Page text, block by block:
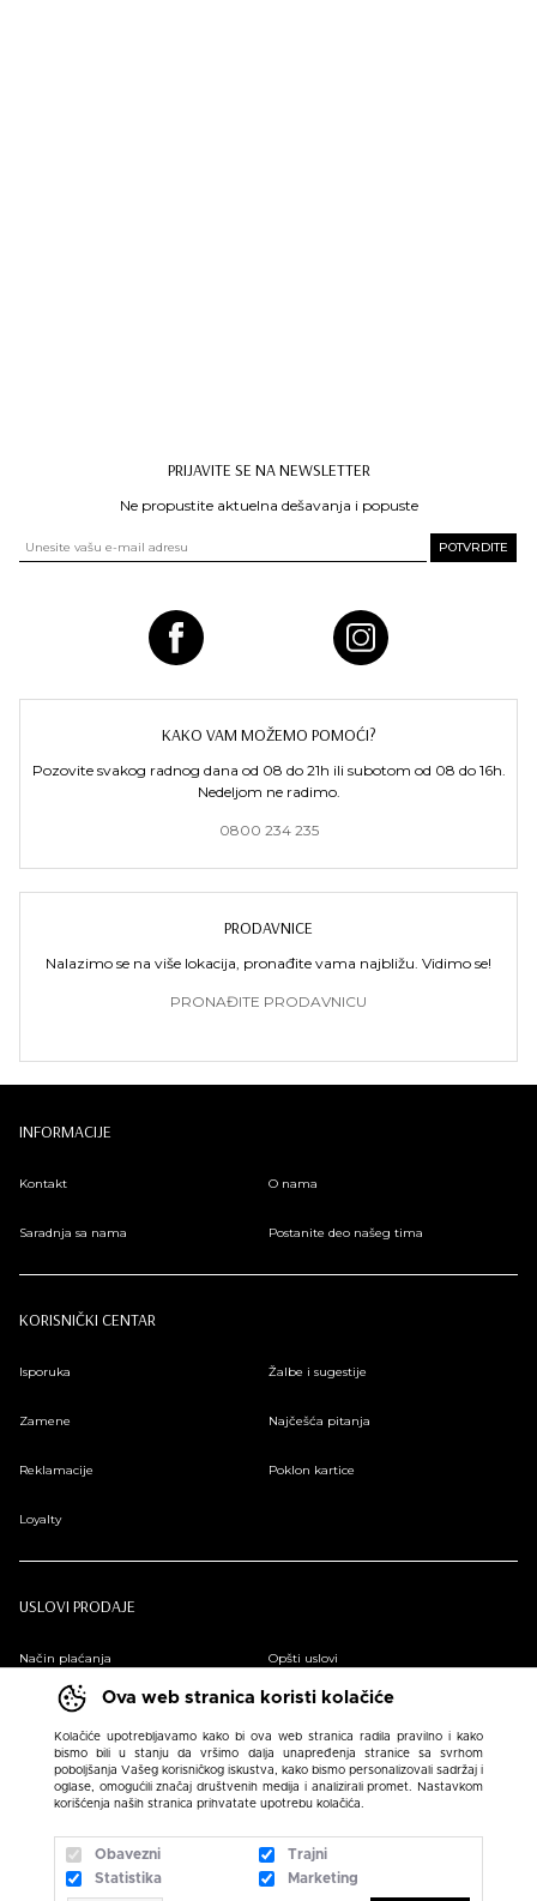
Ova web stranica koristi kolačiće
Kolačiće upotrebljavamo kako bi ova web stranica radila pravilno i kako
bismo bili u stanju da vršimo dalja unapređenja stranice sa svrhom
poboljšanja Vašeg korisničkog iskustva, kako bismo personalizovali sadržaj i
oglase, omogućili značaj društvenih medija i analizirali promet. Nastavkom
korišćenja naših stranica prihvatate upotrebu kolačića.
Obavezni
Trajni
Statistika
Marketing
PRIJAVITE SE NA NEWSLETTER
Ne propustite aktuelna dešavanja i popuste
KAKO VAM MOŽEMO POMOĆI?
Pozovite svakog radnog dana od 08 do 21h ili subotom od 08 do 16h.
Nedeljom ne radimo.
0800 234 235
PRODAVNICE
Nalazimo se na više lokacija, pronađite vama najbližu. Vidimo se!
PRONAĐITE PRODAVNICU
INFORMACIJE
Kontakt O nama
Saradnja sa nama Postanite deo našeg tima
KORISNIČKI CENTAR
Isporuka Žalbe i sugestije
Zamene Najčešća pitanja
Reklamacije Poklon kartice
Loyalty
USLOVI PRODAJE
Način plaćanja Opšti uslovi
Plaćanje na rate Pravilnik o zaštiti podataka o ličnosti
Sindikalna prodaja